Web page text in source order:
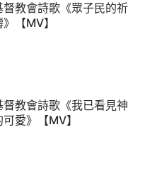
的生命，你得到這個
這就是
督教會詩歌《眾子民的祈
》【MV】
督教會詩歌《我已看見神
可愛》【MV】